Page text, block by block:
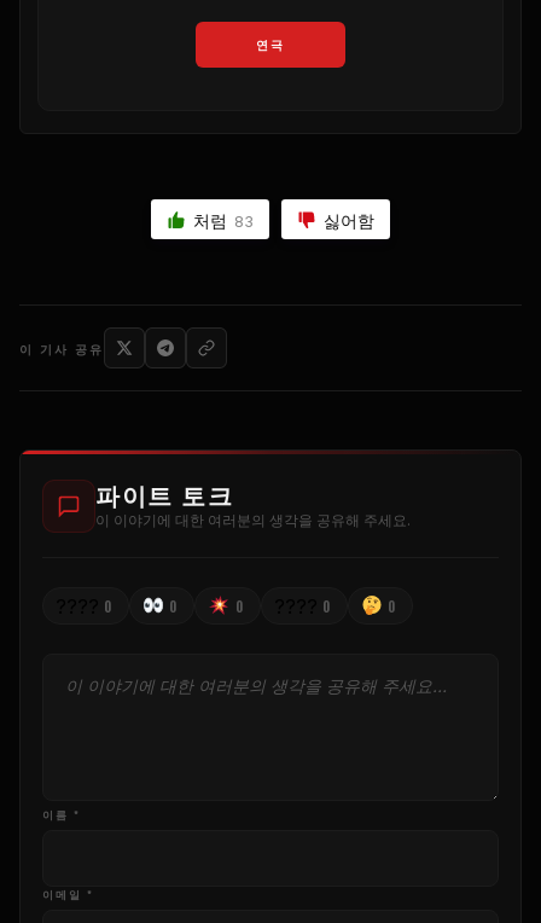
연극
처럼 83 싫어함
이 기사 공유
파이트 토크
이 이야기에 대한 여러분의 생각을 공유해 주세요.
0 0 0 0 0
이름 *
이메일 *